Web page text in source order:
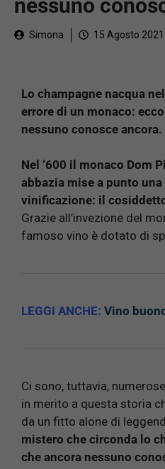
nessuno
Simona 15 Agosto 2021
Lo champagne nacqua
errore di un monaco:
nessuno conosce ancora.
Nel ‘600 il monaco Dom
abbazia mise a punto
vinificazione: il
Grazie all’invezione del
famoso vino è dotato di
LEGGI ANCHE: Vino
Ci sono, tuttavia,
in merito a questa storia
da un fitto alone di
mistero che circonda lo
che ancora nessuno